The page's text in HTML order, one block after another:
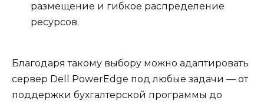
размещение и гибкое распределение
ресурсов.
Благодаря такому выбору можно адаптировать
сервер Dell PowerEdge под любые задачи — от
поддержки бухгалтерской программы до